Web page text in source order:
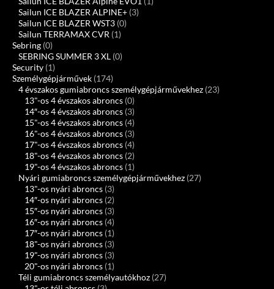
Sailun ICE BLAZER ALPINE+ (3)
Sailun ICE BLAZER WST3 (0)
Sailun TERRAMAX CVR (1)
Sebring (0)
SEBRING SUMMER 3 XL (0)
Security (1)
Személygépjárművek (174)
4 évszakos gumiabroncs személygépjárművekhez (23)
13"-os 4 évszakos abroncs (0)
14″-os 4 évszakos abroncs (3)
15"-os 4 évszakos abroncs (4)
16"-os 4 évszakos abroncs (3)
17"-os 4 évszakos abroncs (4)
18"-os 4 évszakos abroncs (2)
19"-os 4 évszakos abroncs (1)
Nyári gumiabroncs személygépjárművekhez (27)
13"-os nyári abroncs (3)
14″-os nyári abroncs (2)
15″-os nyári abroncs (3)
16″-os nyári abroncs (4)
17″-os nyári abroncs (1)
18"-os nyári abroncs (3)
19"-os nyári abroncs (3)
20"-os nyári abroncs (1)
Téli gumiabroncs személyautókhoz (27)